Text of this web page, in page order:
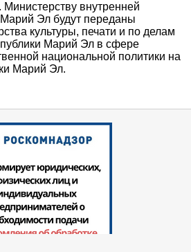
Министерству внутренней
Эл будут переданы
культуры, печати и по делам
Марий Эл в сфере
национальной политики на
Марий Эл.